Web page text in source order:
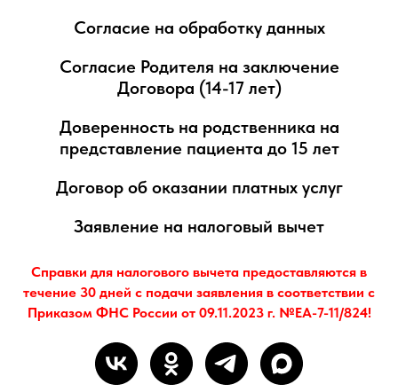
Согласие на обработку данных
Согласие Родителя на заключение
Договора (14-17 лет)
Доверенность на родственника на
представление пациента до 15 лет
Договор об оказании платных услуг
Заявление на налоговый вычет
Справки для налогового вычета предоставляются в
течение 30 дней с подачи заявления в соответствии с
Приказом ФНС России от 09.11.2023 г. №ЕА-7-11/824!